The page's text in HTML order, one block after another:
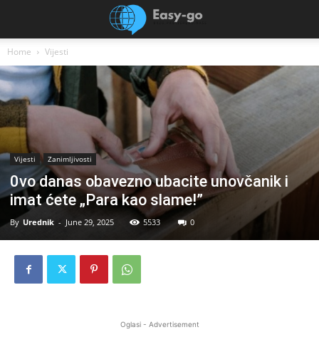
Home Vijesti
Vijesti Zanimljivosti
0vo danas obavezno ubacite unovčanik i
imat ćete „Para kao slame!”
By Urednik - June 29, 2025 5533 0
Oglasi - Advertisement